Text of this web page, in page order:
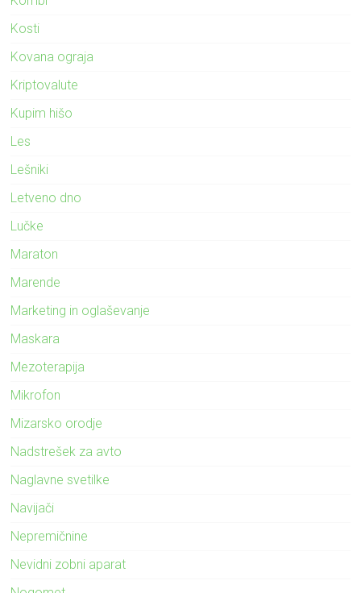
Kosti
Kovana ograja
Kriptovalute
Kupim hišo
Les
Lešniki
Letveno dno
Lučke
Maraton
Marende
Marketing in oglaševanje
Maskara
Mezoterapija
Mikrofon
Mizarsko orodje
Nadstrešek za avto
Naglavne svetilke
Navijači
Nepremičnine
Nevidni zobni aparat